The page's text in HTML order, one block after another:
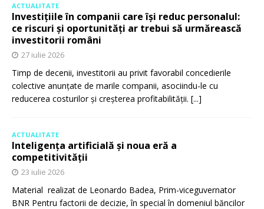
ACTUALITATE
Investițiile în companii care își reduc personalul:
ce riscuri și oportunități ar trebui să urmărească
investitorii români
27 iulie 2026
Timp de decenii, investitorii au privit favorabil concedierile
colective anunțate de marile companii, asociindu-le cu
reducerea costurilor și creșterea profitabilității. [...]
ACTUALITATE
Inteligența artificială și noua eră a
competitivității
23 iulie 2026
Material realizat de Leonardo Badea, Prim-viceguvernator
BNR Pentru factorii de decizie, în special în domeniul băncilor